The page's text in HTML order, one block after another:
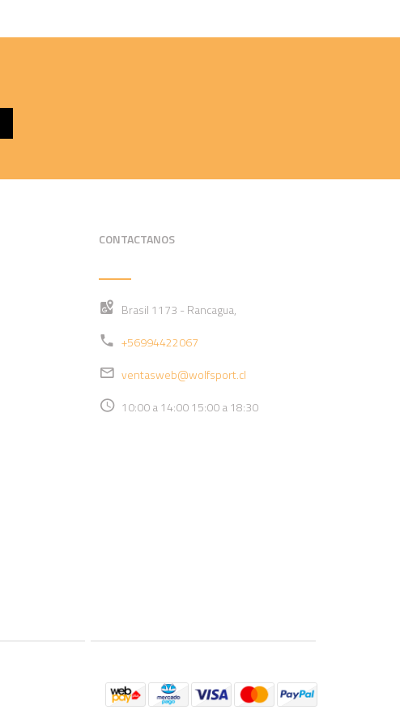
CONTACTANOS
Brasil 1173 - Rancagua,
+56994422067
ventasweb@wolfsport.cl
10:00 a 14:00 15:00 a 18:30